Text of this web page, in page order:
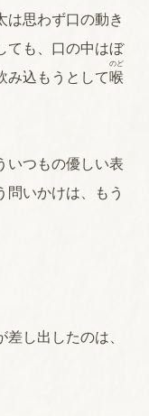
思わず口の動き
ても、口の中はぼ
み込もうとして喉
のど
いつもの優しい表
問いかけは、もう
差し出したのは、